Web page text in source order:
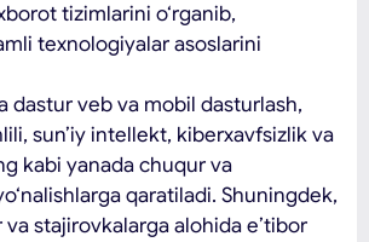
tizimlarini o‘rganib,
texnologiyalar asoslarini
dastur veb va mobil dasturlash,
sun’iy intellekt, kiberxavfsizlik va
kabi yanada chuqur va
qaratiladi. Shuningdek,
stajirovkalarga alohida e’tibor